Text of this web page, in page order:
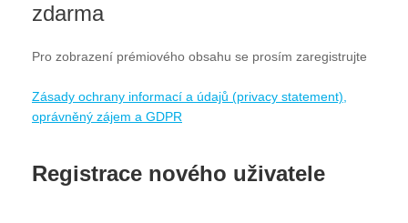
zdarma
Pro zobrazení prémiového obsahu se prosím zaregistrujte
Zásady ochrany informací a údajů (privacy statement),
oprávněný zájem a GDPR
Registrace nového uživatele